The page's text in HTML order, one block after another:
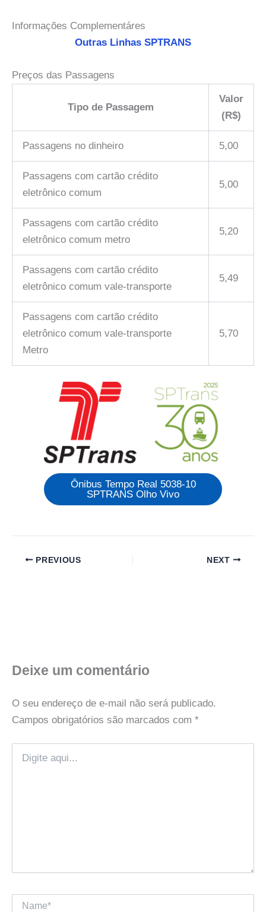
Informações Complementáres
Outras Linhas SPTRANS
Preços das Passagens
Tipo de Passagem
Valor
(R$)
Passagens no dinheiro 5,00
Passagens com cartão crédito
eletrônico comum
5,00
Passagens com cartão crédito
eletrônico comum metro
5,20
Passagens com cartão crédito
eletrônico comum vale-transporte
5,49
Passagens com cartão crédito
eletrônico comum vale-transporte
Metro
5,70
Ônibus Tempo Real 5038-10
SPTRANS Olho Vivo
PREVIOUS NEXT
Deixe um comentário
O seu endereço de e-mail não será publicado.
Campos obrigatórios são marcados com *
aqui...